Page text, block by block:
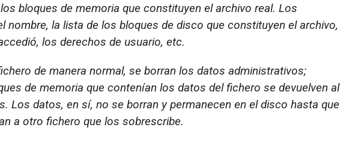
bloques de memoria que constituyen el archivo real. Los
nombre, la lista de los bloques de disco que constituyen el archivo,
los derechos de usuario, etc.
de manera normal, se borran los datos administrativos;
de memoria que contenían los datos del fichero se devuelven al
Los datos, en sí, no se borran y permanecen en el disco hasta que
a otro fichero que los sobrescribe.